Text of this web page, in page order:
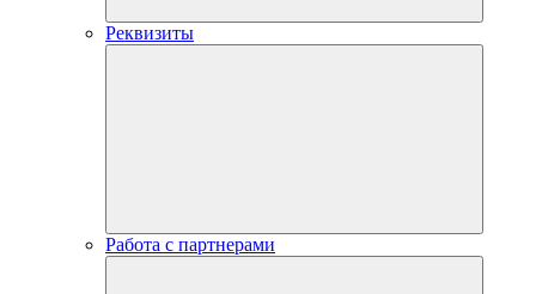
Реквизиты
Работа с партнерами